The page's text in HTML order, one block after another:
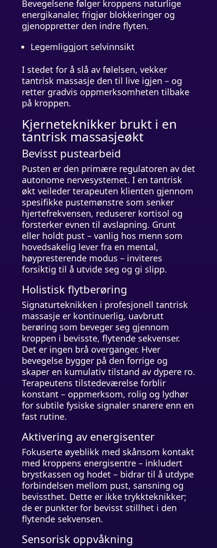
Bevegelsene følger kroppens naturlige
energikanaler, frigjør blokkeringer og
gjenoppretter den indre flyten.
Legemliggjort selvinnsikt
I stedet for å slå av følelsen, vekker
tantrisk massasje den til live igjen – og
retter gradvis oppmerksomheten tilbake
på kroppen.
Kjerneteknikker brukt i en
tantrisk massasjeøkt
Bevisst pustearbeid
Pusten er den primære regulatoren av det
autonome nervesystemet. I en tantrisk
økt veileder terapeuten klienten gjennom
spesifikke pustemønstre som senker
hjertefrekvensen, reduserer kortisol og
forsterker evnen til avslapning. Grunt
eller holdt pust – vanlig hos menn som
hovedsakelig lever fra en mental,
høypresterende modus – inviteres
forsiktig til å utvide seg og gi slipp.
Holistisk flytberøring
Signaturteknikken i profesjonell tantrisk
massasje er kontinuerlig, uavbrutt
berøring som beveger seg gjennom
kroppen i bevisste, flytende sekvenser.
Det er ingen brå overganger. Hver
bevegelse bygger på den forrige og
skaper en kumulativ tilstand av dypere ro.
Terapeutens tilstedeværelse forblir
konstant – oppmerksom, rolig og lydhør
for subtile fysiske signaler snarere enn en
fast rutine.
Aktivering av energisenter
Fokuserte øyeblikk med skånsom kontakt
med kroppens energisentre – inkludert
brystkassen og hodet – bidrar til å utdype
forbindelsen mellom pust, sansning og
bevissthet. Dette er ikke trykkteknikker;
de er punkter for bevisst stillhet i den
flytende sekvensen.
Sensorisk oppvåkning